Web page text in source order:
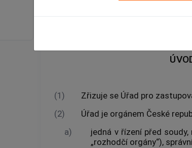
(1)
Zřizuje se Úřad pro
(2)
Úřad je orgánem České
a)
jedná v řízení před
„rozhodčí orgány“),